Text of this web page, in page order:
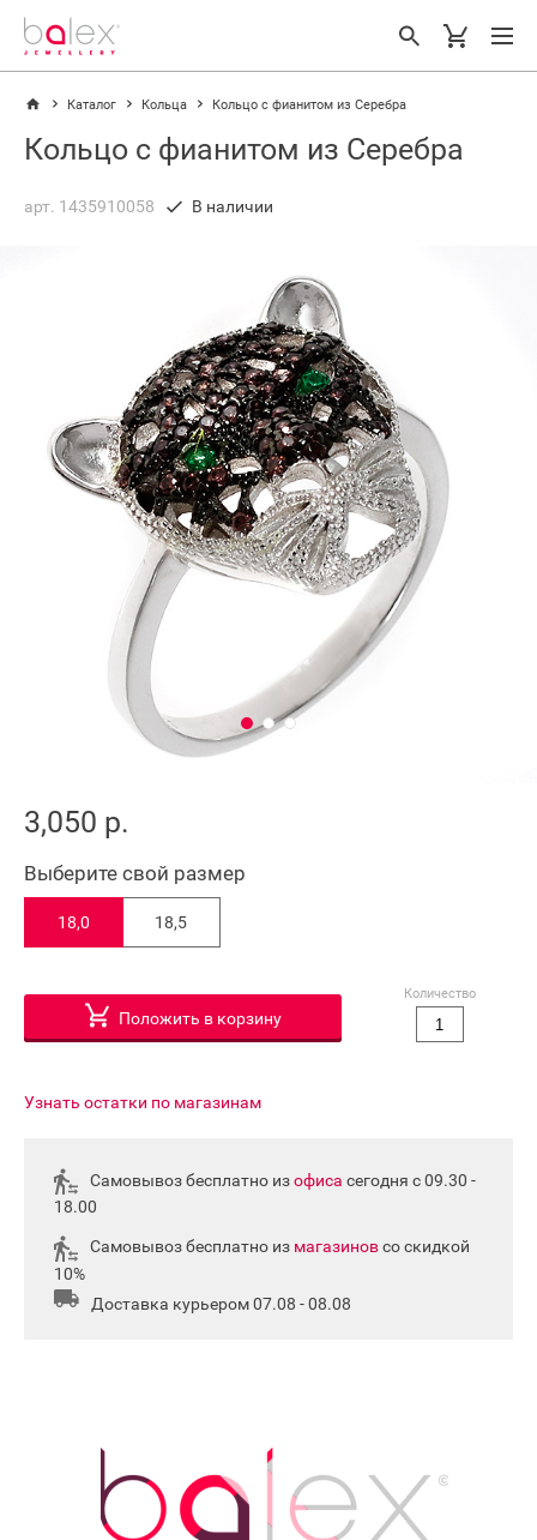
Каталог Кольца Кольцо с фианитом из Серебра
Кольцо с фианитом из Серебра
арт. 1435910058 В наличии
3,050 р.
Выберите свой размер
18,0 18,5
Положить в корзину
Количество
Узнать остатки по магазинам
Самовывоз бесплатно изофиса сегодня с 09.30 -
18.00
Самовывоз бесплатно из магазиновсо скидкой
10%
Доставка курьером 07.08 - 08.08